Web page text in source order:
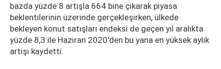
bazda yüzde 8 artışla 664 bine çıkarak piyasa
beklentilerinin üzerinde gerçekleşirken, ülkede
bekleyen konut satışları endeksi de geçen yıl aralıkta
yüzde 8,3 ile Haziran 2020'den bu yana en yüksek aylık
artışı kaydetti.